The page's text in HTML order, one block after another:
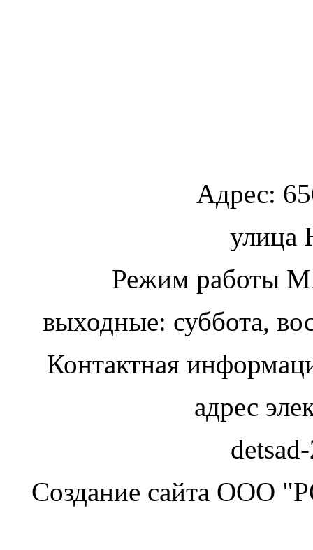
Адрес:
улица
Режим работы
выходные: суббота,
Контактная
адрес
Создание сайта ООО